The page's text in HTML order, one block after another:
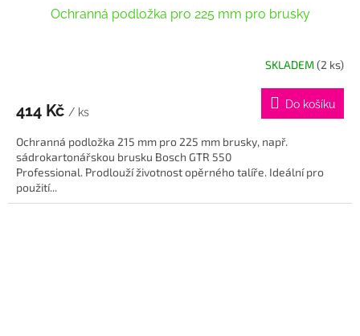
Ochranná podložka pro 225 mm pro brusky
SKLADEM(2 ks)
414 Kč / ks
Do košíku
Ochranná podložka 215 mm pro 225 mm brusky, např.
sádrokartonářskou brusku Bosch GTR 550
Professional. Prodlouží životnost opěrného talíře. Ideální pro
použití...